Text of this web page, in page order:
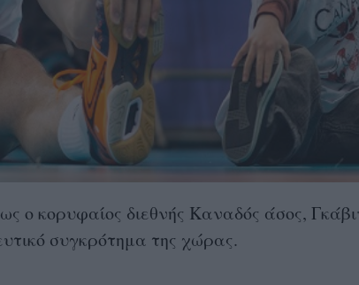
κορυφαίος διεθνής Καναδός άσος,
συγκρότημα της χώρας.